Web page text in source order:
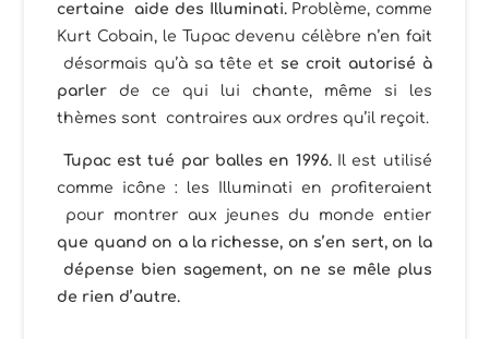
certaine aide des Illuminati.Problème, comme
Kurt Cobain, le Tupac devenu célèbre n’en fait
désormais qu’à sa tête etse croit autorisé à
parler de ce qui lui chante, même si les
thèmes sont contraires aux ordres qu’il reçoit.
Tupac est tué par balles en 1996.Il est utilisé
comme icône : les Illuminati en profiteraient
pour montrer aux jeunes du monde entier
que quand on a la richesse, on s’en sert, on la
dépense bien sagement, on ne se mêle plus
de rien d’autre.